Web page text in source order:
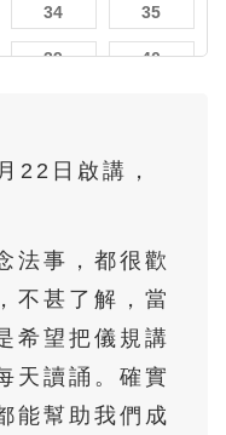
34 35
39 40
22日啟講，
法事，都很歡
不甚了解，當
希望把儀規講
天讀誦。確實
能幫助我們成